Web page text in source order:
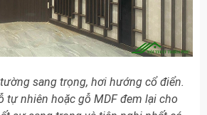
sang trọng, hơi hướng cổ điển.
tự nhiên hoặc gỗ MDF đem lại cho